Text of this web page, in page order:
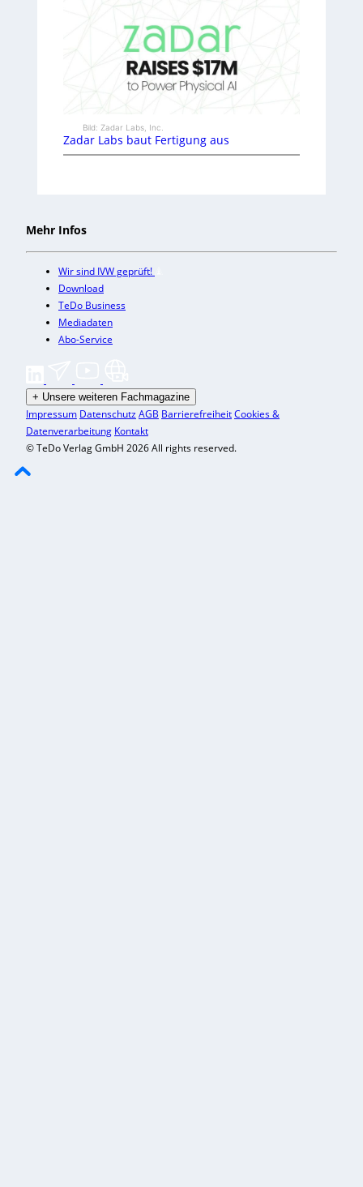
Bild: Zadar Labs, Inc.
Zadar Labs baut Fertigung aus
Mehr Infos
Wir sind IVW geprüft!
Download
TeDo Business
Mediadaten
Abo-Service
+ Unsere weiteren Fachmagazine
Impressum DatenschutzAGB BarrierefreiheitCookies &
Datenverarbeitung Kontakt
© TeDo Verlag GmbH 2026 All rights reserved.